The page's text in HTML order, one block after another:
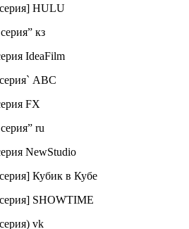
HULU
кз
IdeaFilm
ABC
FX
ru
NewStudio
Кубик в Кубе
SHOWTIME
vk